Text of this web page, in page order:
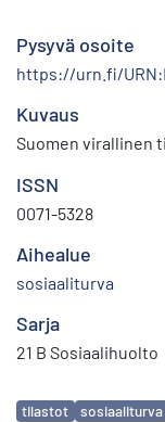
Pysyvä osoite
https://urn.fi/
Kuvaus
Suomen virallinen
ISSN
0071-5328
Aihealue
sosiaaliturva
Sarja
21 B Sosiaalihuolto
Avainsanat
tilastot sosiaaliturva